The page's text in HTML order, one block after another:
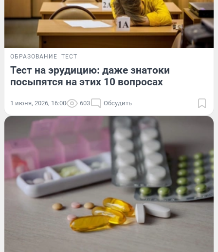
ОБРАЗОВАНИЕ ТЕСТ
Тест на эрудицию: даже знатоки
посыпятся на этих 10 вопросах
1 июня, 2026, 16:00 603 Обсудить